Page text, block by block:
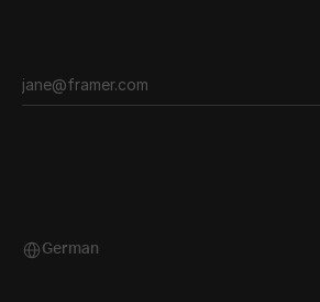
Select Language
German